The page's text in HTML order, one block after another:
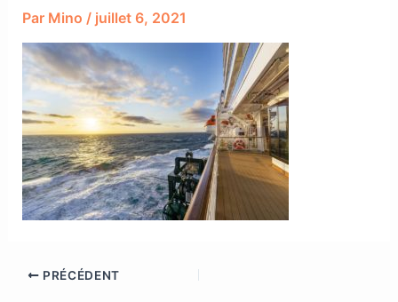
Par Mino / juillet 6, 2021
PRÉCÉDENT